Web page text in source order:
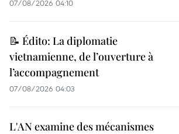
07/08/2026 04:10
📝 Édito: La diplomatie
vietnamienne, de l’ouverture à
l’accompagnement
07/08/2026 04:03
L'AN examine des mécanismes